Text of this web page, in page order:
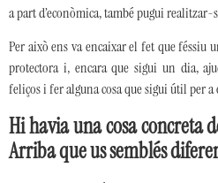
a part d’econòmica, també pugui realitzar-
Per això ens va encaixar el fet que féssiu
protectora i, encara que sigui un dia,
feliços i fer alguna cosa que sigui útil per
Hi havia una cosa concreta
Arriba que us semblés